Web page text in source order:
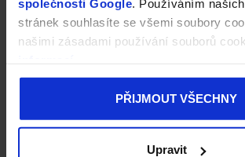
společnosti Google. Používáním
stránek souhlasíte se všemi soubory
našimi zásadami používání souborů
PŘIJMOUT VŠECHNY
Upravit